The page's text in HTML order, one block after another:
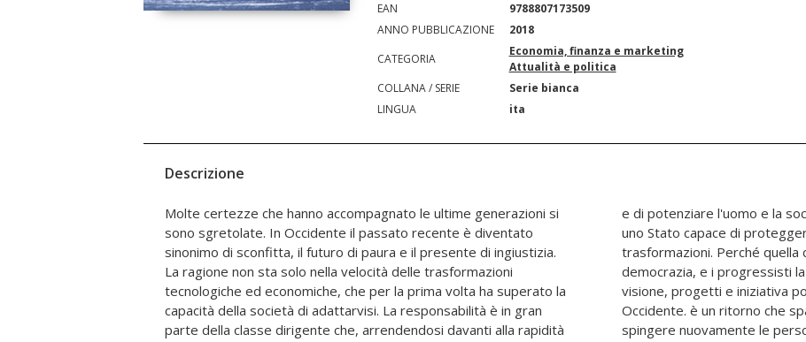
EAN
9788807173509
ANNO PUBBLICAZIONE
2018
CATEGORIA
Economia, finanza e marketing
Attualità e politica
COLLANA / SERIE
Serie bianca
LINGUA
ita
Descrizione
Molte certezze che hanno accompagnato le ultime generazioni si
sono sgretolate. In Occidente il passato recente è diventato
sinonimo di sconfitta, il futuro di paura e il presente di ingiustizia.
La ragione non sta solo nella velocità delle trasformazioni
tecnologiche ed economiche, che per la prima volta ha superato la
capacità della società di adattarvisi. La responsabilità è in gran
parte della classe dirigente che, arrendendosi davanti alla rapidità
e di potenziare l'uomo e la società, anche attraverso l'azione di
uno Stato capace di proteggere gli sconfitti e gestire le
trasformazioni. Perché quella che è iniziata è una battaglia per la
democrazia, e i progressisti la stanno perdendo per mancanza di
visione, progetti e iniziativa politica. La Storia è tornata in
Occidente. è un ritorno che spaventa, ma che al contempo può
spingere nuovamente le persone a impegnarsi. Questo libro